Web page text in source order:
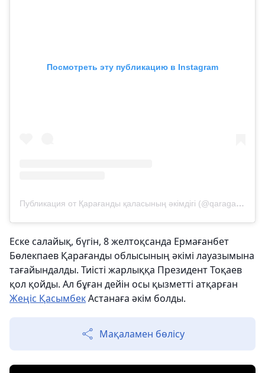
Посмотреть эту публикацию в Instagram
Публикация от Қарағанды қаласының әкімдігі (@qaragandy_akimdigi)
Еске салайық, бүгін, 8 желтоқсанда Ермағанбет
Бөлекпаев Қарағанды облысының әкімі лауазымына
тағайындалды. Тиісті жарлыққа Президент Тоқаев
қол қойды. Ал бұған дейін осы қызметті атқарған
Жеңіс ҚасымбекАстанаға әкім болды.
Мақаламен бөлісу